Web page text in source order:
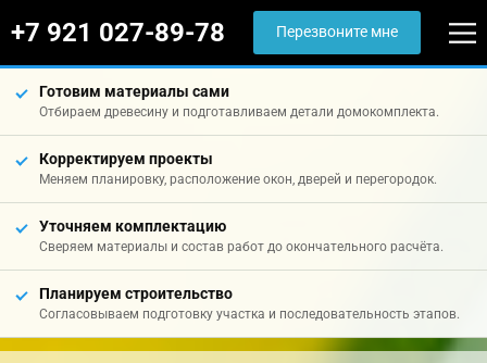
+7 921 027-89-78 Перезвоните мне
Готовим материалы сами
Отбираем древесину и подготавливаем детали домокомплекта.
Корректируем проекты
Меняем планировку, расположение окон, дверей и перегородок.
Уточняем комплектацию
Сверяем материалы и состав работ до окончательного расчёта.
Планируем строительство
Согласовываем подготовку участка и последовательность этапов.